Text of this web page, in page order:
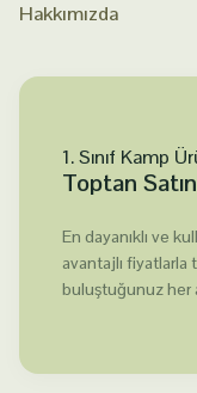
Hakkımızda
1. Sınıf Kamp
Toptan
En dayanıklı ve
avantajlı fiyatlarla
buluştuğunuz her